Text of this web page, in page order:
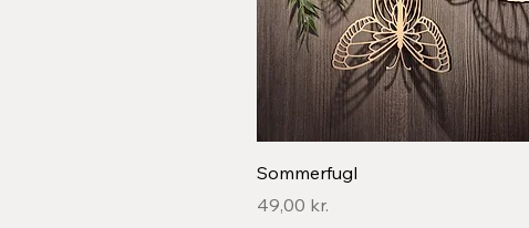
Sommerfugl
Pris
49,00 kr.